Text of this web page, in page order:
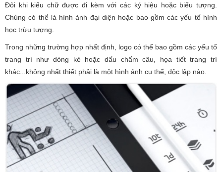
Đôi khi kiểu chữ được đi kèm với các ký hiệu hoặc biểu tượng.
Chúng có thể là hình ảnh đại diện hoặc bao gồm các yếu tố hình
học trừu tượng.
Trong những trường hợp nhất định, logo có thể bao gồm các yếu tố
trang trí như dòng kẻ hoặc dấu chấm câu, họa tiết trang trí
khác...không nhất thiết phải là một hình ảnh cụ thể, độc lập nào.